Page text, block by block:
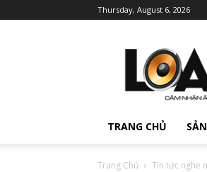
Thursday, August 6, 2026
TRANG CHỦ
Trang Chủ Tin tức nghe